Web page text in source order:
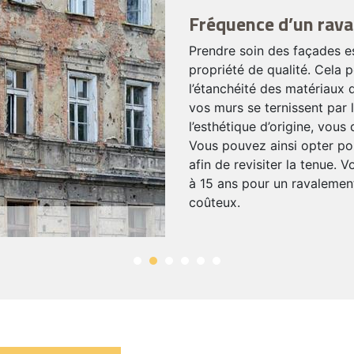
Fréquence d’un
Prendre soin des façades
propriété de qualité. Cela
l’étanchéité des
vos murs se ternissent par
l’esthétique d’origine,
Vous pouvez ainsi opter
afin de revisiter la tenue.
à 15 ans pour un
coûteux.